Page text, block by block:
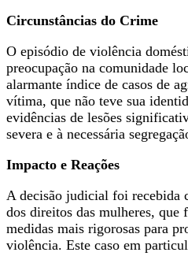
Circunstâncias do Crime
O episódio de violência
preocupação na comunidade
alarmante índice de casos de
vítima, que não teve sua
evidências de lesões
severa e à necessária
Impacto e Reações
A decisão judicial foi recebida
dos direitos das mulheres, que
medidas mais rigorosas para
violência. Este caso em